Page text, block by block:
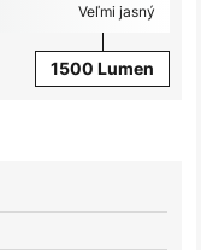
Veľmi jasný
1500 Lumen